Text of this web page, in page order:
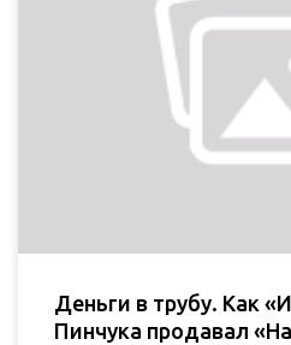
Деньги в трубу. Как
Пинчука продавал